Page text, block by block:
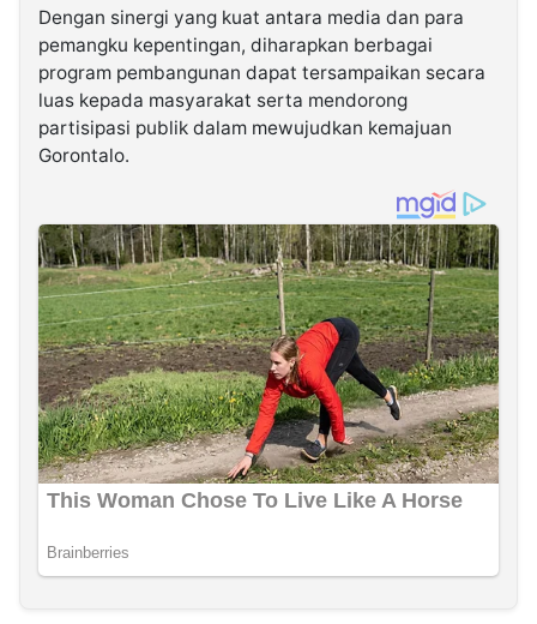
Dengan sinergi yang kuat antara media dan para
pemangku kepentingan, diharapkan berbagai
program pembangunan dapat tersampaikan secara
luas kepada masyarakat serta mendorong
partisipasi publik dalam mewujudkan kemajuan
Gorontalo.